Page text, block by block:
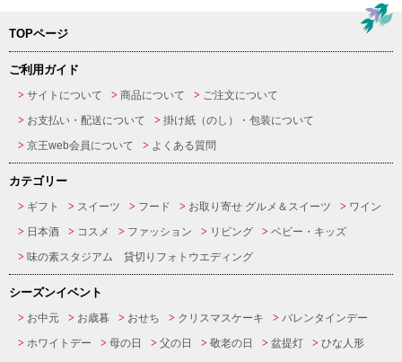
TOPページ
ご利用ガイド
サイトについて 商品について
ご注文について
お支払い・配送について
掛け紙（のし）・包装について
京王web会員について
よくある質問
カテゴリー
ギフト スイーツ フード お取り寄せ グルメ＆スイーツ
ワイン
日本酒
コスメ ファッション リビング
ベビー・キッズ
味の素スタジアム 貸切りフォトウエディング
シーズンイベント
お中元 お歳暮 おせち クリスマスケーキ
バレンタインデー
ホワイトデー
母の日 父の日 敬老の日 盆提灯
ひな人形